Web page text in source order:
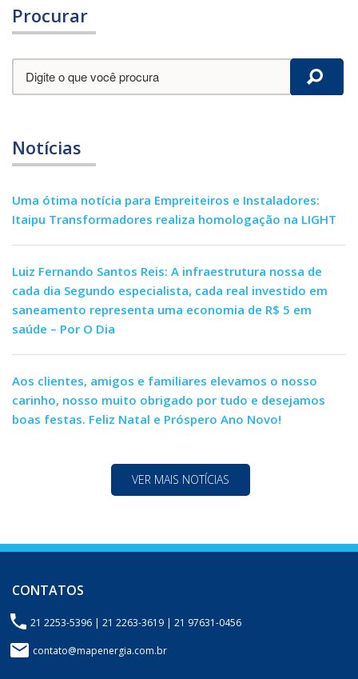
Procurar
Notícias
Uma ótima notícia para Empreiteiros e Instaladores:
Itaipu Transformadores realiza homologação na LIGHT
Luiz Fernando Santos Reis: A infraestrutura nossa de
cada dia Segundo especialista, cada real investido em
saneamento representa uma economia de R$ 5 em
saúde – Por O Dia
Aos clientes, amigos e familiares elevamos o nosso
carinho, nosso muito obrigado por tudo e desejamos
boas festas. Feliz Natal e Próspero Ano Novo!
VER MAIS NOTÍCIAS
CONTATOS
21 2253-5396 | 21 2263-3619 | 21 97631-0456
contato@mapenergia.com.br